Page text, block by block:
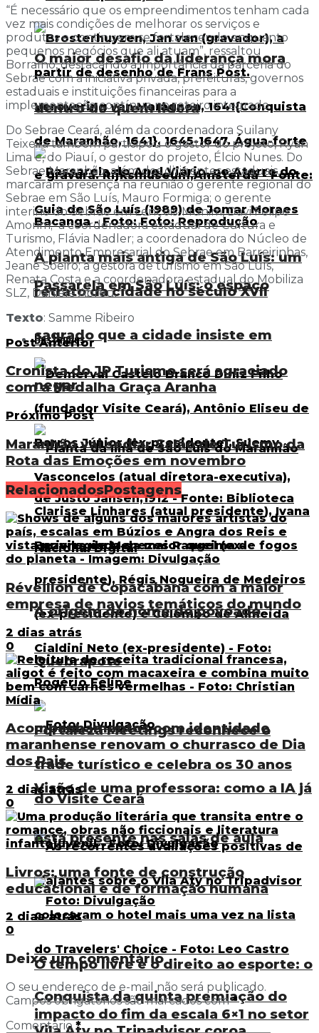
A planta mais antiga de São Luís: um
retrato da cidade no século XVII
Destaques
Fortaleza Meetings reconhece o
trade turístico e celebra os 30 anos
do Visite Ceará
Conquista da quinta premiação do
O maior desafio da liderança mora
dentro de quem lidera
Passarela em São Luís: o espaço
sagrado que a cidade insiste em
negar
A origem do nome do povoado
Quebrapote
Visão de uma professora: como a IA já
está presente nas salas de aula
O tempo livre e o direito ao esporte: o
impacto do fim da escala 6×1 no setor
“É necessário que os empreendimentos tenham cada
vez mais condições de melhorar os serviços e
produtos e continuem se fortalecendo enquanto
pequenos negócios que ali atuam”, ressaltou
Borralho, destacando a importância da parceria do
Sebrae com a iniciativa privada, prefeituras, governos
estaduais e instituições financeiras para a
implementação contínua no roteiro integrado.
Do Sebrae Ceará, além da coordenadora Suilany
Teixeira também participou o gestor do projeto, Ryan
Lima e, do Piauí, o gestor do projeto, Élcio Nunes. Do
Sebrae Maranhão, além dos dirigentes estaduais,
marcaram presença na reunião o gerente regional do
Sebrae em São Luís, Mauro Formiga; o gerente
interino do Sebrae em Lençóis-Munim, Davi Felipe
Amorim; a coordenadora estadual de Cultura e
Turismo, Flávia Nadler; a coordenadora do Núcleo de
Atendimento Empresarial do Sebrae em Barreirinhas,
Jeane Soeiro; a gestora de turismo em São Luís,
Renata Costa e a coordenadora estadual do Mobiliza
SLZ, Daniele Abreu.
Texto: Samme Ribeiro
Post Anterior
Cronista do JP Turismo será agraciado
com a Medalha Graça Aranha
Próximo Post
Maranhão vai sediar Salão de Turismo da
Rota das Emoções em novembro
RelacionadosPostagens
Réveillon de Copacabana com a maior
empresa de navios temáticos do mundo
2 dias atrás
0
Acompanhamentos com identidade
maranhense renovam o churrasco de Dia
dos Pais
2 dias atrás
0
Livros: uma fonte de construção
educacional e de formação humana
2 dias atrás
0
Deixe um comentário
O seu endereço de e-mail não será publicado.
Campos obrigatórios são marcados com*
Comentário*